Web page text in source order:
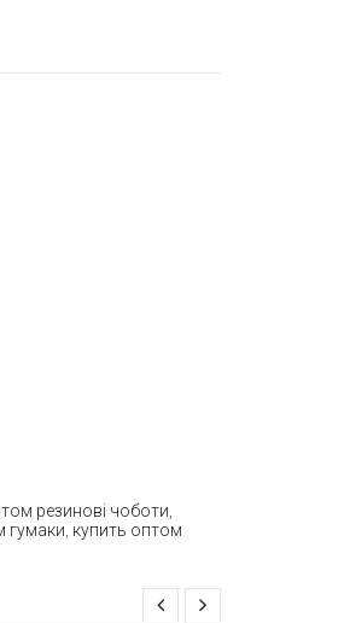
резинові чоботи
гумаки купить оптом